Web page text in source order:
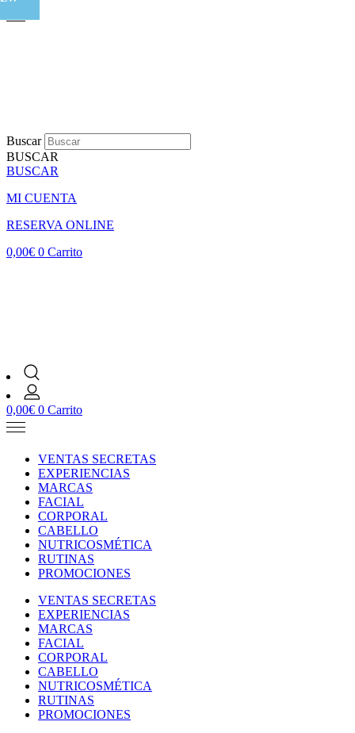
Buscar
BUSCAR
BUSCAR
MI CUENTA
RESERVA ONLINE
0,00€ 0 Carrito
0,00€ 0 Carrito
VENTAS SECRETAS
EXPERIENCIAS
MARCAS
FACIAL
CORPORAL
CABELLO
NUTRICOSMÉTICA
RUTINAS
PROMOCIONES
VENTAS SECRETAS
EXPERIENCIAS
MARCAS
FACIAL
CORPORAL
CABELLO
NUTRICOSMÉTICA
RUTINAS
PROMOCIONES